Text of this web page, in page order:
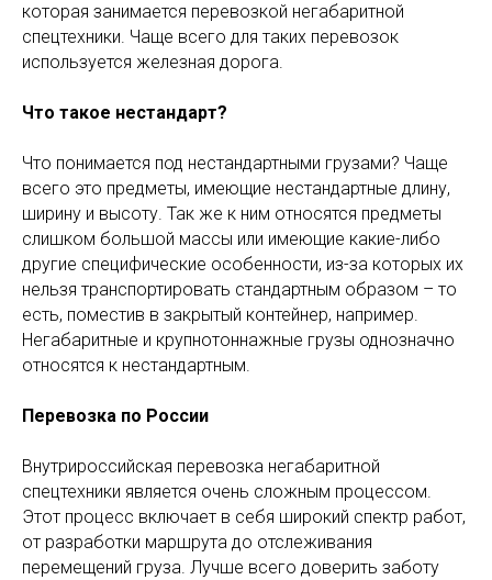
которая занимается перевозкой негабаритной
спецтехники. Чаще всего для таких перевозок
используется железная дорога.
Что такое нестандарт?
Что понимается под нестандартными грузами? Чаще
всего это предметы, имеющие нестандартные длину,
ширину и высоту. Так же к ним относятся предметы
слишком большой массы или имеющие какие-либо
другие специфические особенности, из-за которых их
нельзя транспортировать стандартным образом – то
есть, поместив в закрытый контейнер, например.
Негабаритные и крупнотоннажные грузы однозначно
относятся к нестандартным.
Перевозка по России
Внутрироссийская перевозка негабаритной
спецтехники является очень сложным процессом.
Этот процесс включает в себя широкий спектр работ,
от разработки маршрута до отслеживания
перемещений груза. Лучше всего доверить заботу